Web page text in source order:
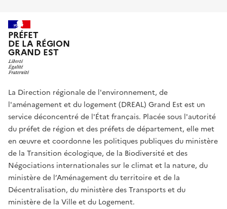
PRÉFET
DE LA RÉGION
GRAND EST
La Direction régionale de l'environnement, de
l'aménagement et du logement (DREAL) Grand Est est un
service déconcentré de l'État français. Placée sous l'autorité
du préfet de région et des préfets de département, elle met
en œuvre et coordonne les politiques publiques du ministère
de la Transition écologique, de la Biodiversité et des
Négociations internationales sur le climat et la nature, du
ministère de l’Aménagement du territoire et de la
Décentralisation, du ministère des Transports et du
ministère de la Ville et du Logement.